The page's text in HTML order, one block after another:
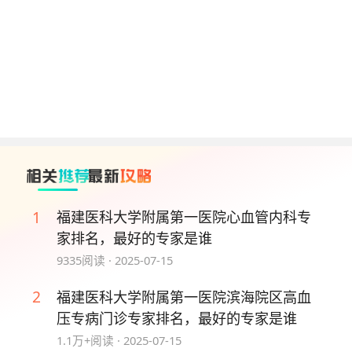
1
福建医科大学附属第一医院心血管内科专
家排名，最好的专家是谁
9335阅读 · 2025-07-15
2
福建医科大学附属第一医院滨海院区高血
压专病门诊专家排名，最好的专家是谁
1.1万+阅读 · 2025-07-15